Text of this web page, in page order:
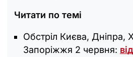
Читати по темі
Обстріл Києва, Дніпра,
Запоріжжя 2 червня: